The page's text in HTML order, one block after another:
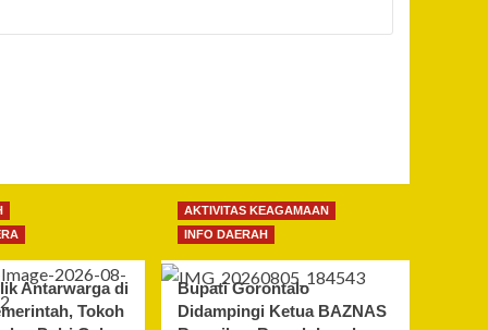
Antarwarga di
Tokoh
AKTIVITAS KEAGAMAAN
INFO DAERAH
Bupati Gorontalo
Didampingi Ketua BAZNAS